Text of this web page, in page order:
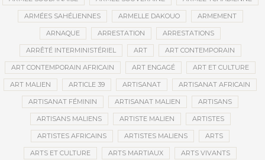
ARMÉES SAHÉLIENNES ARMELLE DAKOUO ARMEMENT
ARNAQUE ARRESTATION ARRESTATIONS
ARRÊTÉ INTERMINISTÉRIEL ART ART CONTEMPORAIN
ART CONTEMPORAIN AFRICAIN ART ENGAGÉ ART ET CULTURE
ART MALIEN ARTICLE 39 ARTISANAT ARTISANAT AFRICAIN
ARTISANAT FÉMININ ARTISANAT MALIEN ARTISANS
ARTISANS MALIENS ARTISTE MALIEN ARTISTES
ARTISTES AFRICAINS ARTISTES MALIENS ARTS
ARTS ET CULTURE ARTS MARTIAUX ARTS VIVANTS